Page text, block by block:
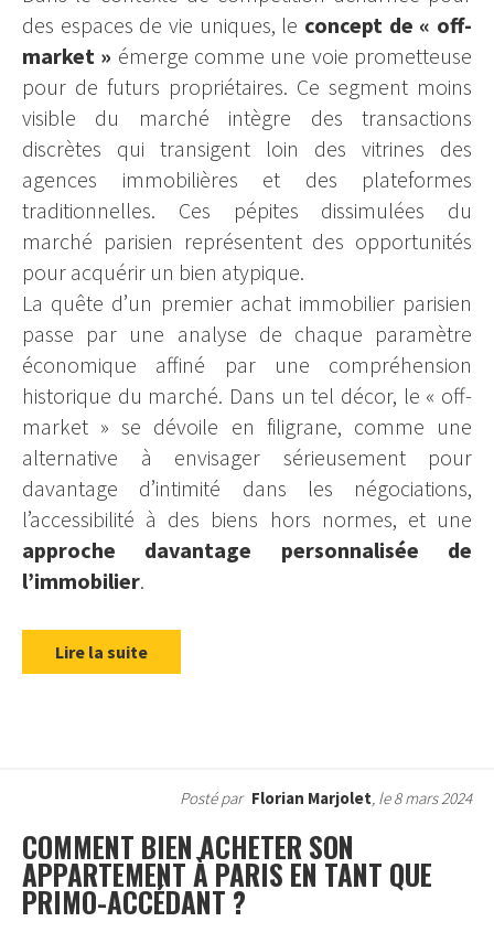
des espaces de vie uniques, le concept de « off-
market » émerge comme une voie prometteuse
pour de futurs propriétaires. Ce segment moins
visible du marché intègre des transactions
discrètes qui transigent loin des vitrines des
agences immobilières et des plateformes
traditionnelles. Ces pépites dissimulées du
marché parisien représentent des opportunités
pour acquérir un bien atypique.
La quête d’un premier achat immobilier parisien
passe par une analyse de chaque paramètre
économique affiné par une compréhension
historique du marché. Dans un tel décor, le « off-
market » se dévoile en filigrane, comme une
alternative à envisager sérieusement pour
davantage d’intimité dans les négociations,
l’accessibilité à des biens hors normes, et une
approche davantage personnalisée de
l’immobilier.
Lire la suite
Posté par Florian Marjolet, le 8 mars 2024
COMMENT BIEN ACHETER SON
APPARTEMENT À PARIS EN TANT QUE
PRIMO-ACCÉDANT ?